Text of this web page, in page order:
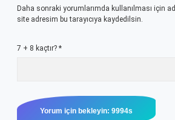
Daha sonraki yorumlarımda kullanılması için
site adresim bu tarayıcıya kaydedilsin.
7 + 8 kaçtır? *